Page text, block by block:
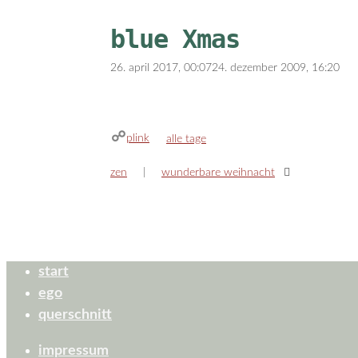
blue Xmas
26. april 2017, 00:0724. dezember 2009, 16:20
plink kategorien
alle tage
zen wunderbare weihnacht
start
ego
querschnitt
impressum